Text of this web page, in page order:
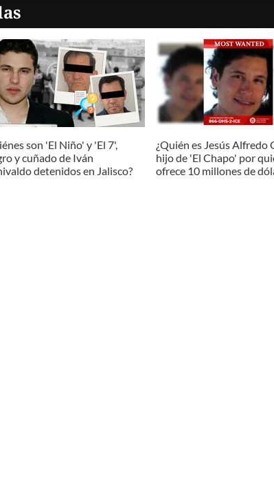
son 'El Niño' y 'El 7',
y cuñado de Iván
detenidos en Jalisco?
¿Quién es Jesús Alfredo
hijo de 'El Chapo' por
ofrece 10 millones de